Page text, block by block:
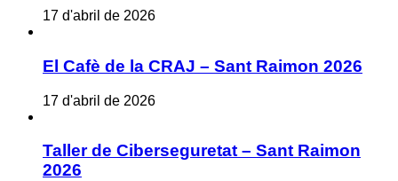
17 d'abril de 2026
El Cafè de la CRAJ – Sant Raimon 2026
17 d'abril de 2026
Taller de Ciberseguretat – Sant Raimon
2026